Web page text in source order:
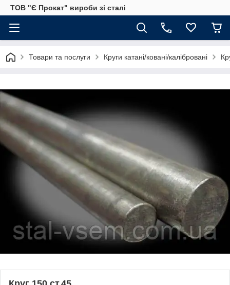
ТОВ "Є Прокат" вироби зі сталі
Товари та послуги Круги катані/ковані/калібровані